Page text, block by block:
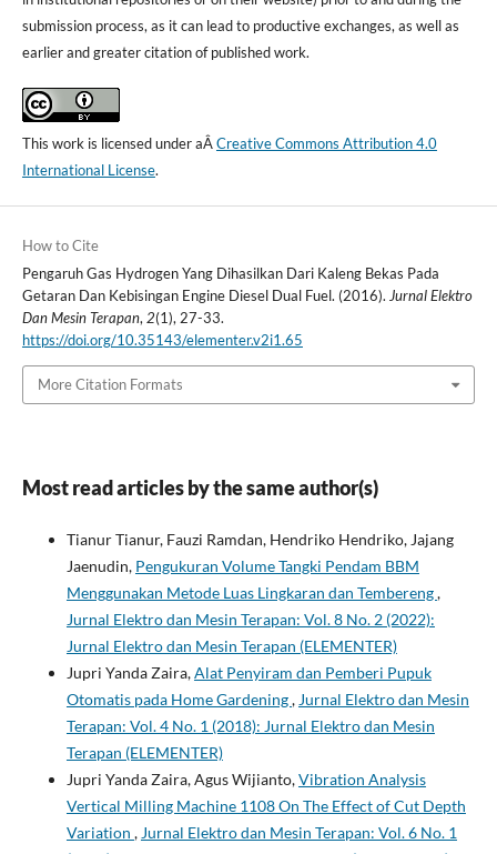
submission process, as it can lead to productive exchanges, as well as
earlier and greater citation of published work.
This work is licensed under aÂCreative Commons Attribution 4.0
International License.
How to Cite
Pengaruh Gas Hydrogen Yang Dihasilkan Dari Kaleng Bekas Pada
Getaran Dan Kebisingan Engine Diesel Dual Fuel. (2016). Jurnal Elektro
Dan Mesin Terapan, 2(1), 27-33.
https://doi.org/10.35143/elementer.v2i1.65
More Citation Formats
Most read articles by the same author(s)
Tianur Tianur, Fauzi Ramdan, Hendriko Hendriko, Jajang
Jaenudin, Pengukuran Volume Tangki Pendam BBM
Menggunakan Metode Luas Lingkaran dan Tembereng,
Jurnal Elektro dan Mesin Terapan: Vol. 8 No. 2 (2022):
Jurnal Elektro dan Mesin Terapan (ELEMENTER)
Jupri Yanda Zaira,Alat Penyiram dan Pemberi Pupuk
Otomatis pada Home Gardening, Jurnal Elektro dan Mesin
Terapan: Vol. 4 No. 1 (2018): Jurnal Elektro dan Mesin
Terapan (ELEMENTER)
Jupri Yanda Zaira, Agus Wijianto,Vibration Analysis
Vertical Milling Machine 1108 On The Effect of Cut Depth
Variation , Jurnal Elektro dan Mesin Terapan: Vol. 6 No. 1